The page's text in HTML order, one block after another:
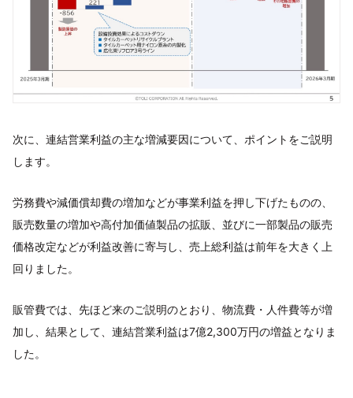
次に、連結営業利益の主な増減要因について、ポイントをご説明
します。
労務費や減価償却費の増加などが事業利益を押し下げたものの、
販売数量の増加や高付加価値製品の拡販、並びに一部製品の販売
価格改定などが利益改善に寄与し、売上総利益は前年を大きく上
回りました。
販管費では、先ほど来のご説明のとおり、物流費・人件費等が増
加し、結果として、連結営業利益は7億2,300万円の増益となりま
した。